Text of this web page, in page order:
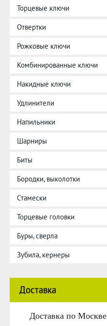
Торцевые ключи
Отвертки
Рожковые ключи
Комбинированные ключи
Накидные ключи
Удлинители
Напильники
Шарниры
Биты
Бородки, выколотки
Стамески
Торцевые головки
Буры, сверла
Зубила, кернеры
Доставка
Доставка по Москве